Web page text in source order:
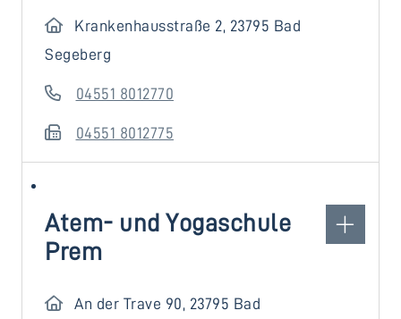
Krankenhausstraße 2, 23795 Bad
Segeberg
04551 8012770
04551 8012775
Atem- und Yogaschule
Prem
An der Trave 90, 23795 Bad